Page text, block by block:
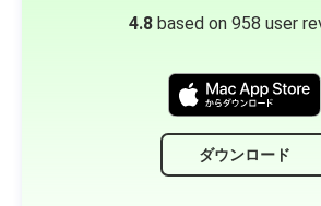
4.8based on 958 user
ダウンロード